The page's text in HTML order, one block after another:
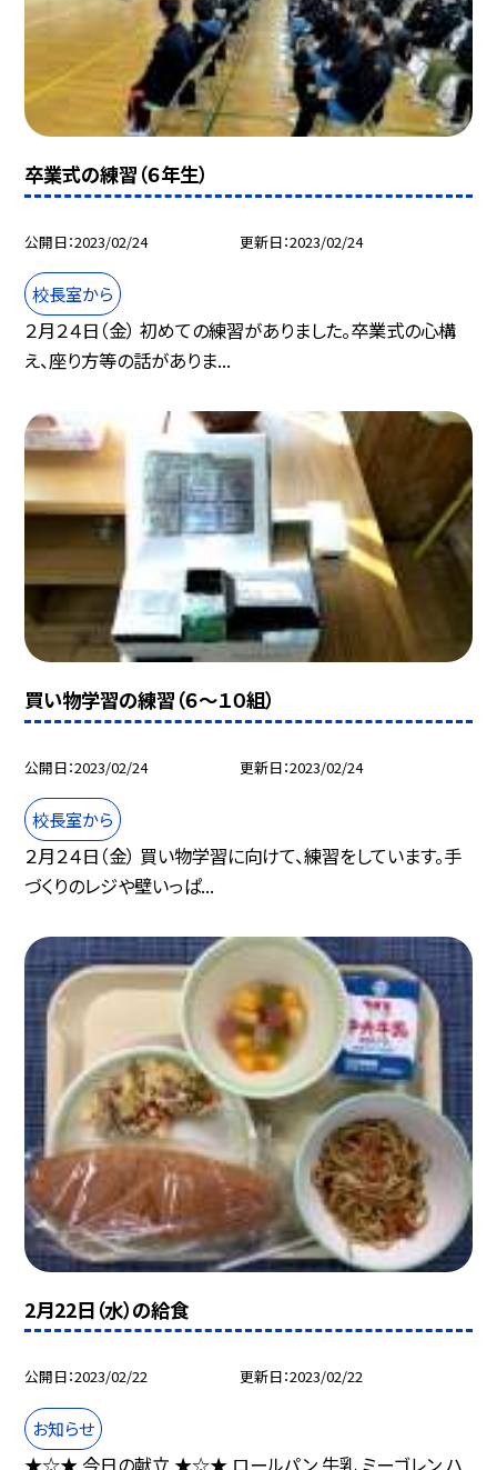
卒業式の練習（６年生）
公開日 2023/02/24 更新日 2023/02/24
校長室から
２月２４日（金） 初めての練習がありました。卒業式の心構
え、座り方等の話がありま...
買い物学習の練習（６〜１０組）
公開日 2023/02/24 更新日 2023/02/24
校長室から
２月２４日（金） 買い物学習に向けて、練習をしています。手
づくりのレジや壁いっぱ...
2月22日（水）の給食
公開日 2023/02/22 更新日 2023/02/22
お知らせ